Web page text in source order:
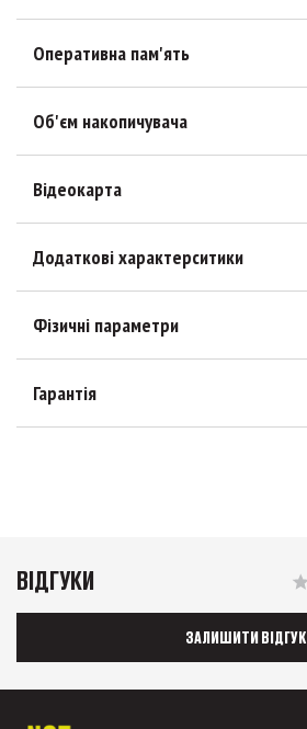
Оперативна пам'ять
Об'єм накопичувача
Відеокарта
Додаткові характерситики
Фізичні параметри
Гарантія
ВІДГУКИ
ЗАЛИШИТИ ВІДГУК